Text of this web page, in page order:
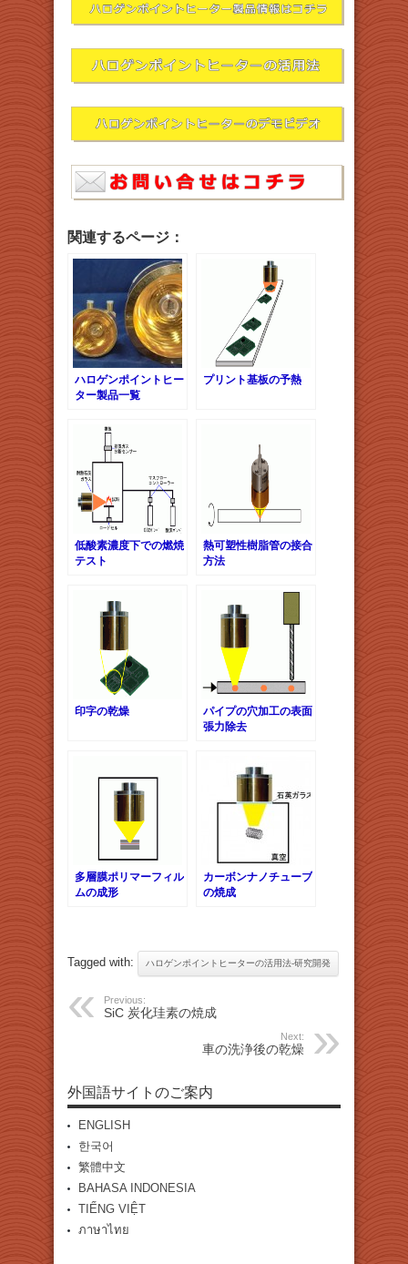
関連するページ：
ハロゲンポイントヒー
ター製品一覧
プリント基板の予熱
低酸素濃度下での燃焼
テスト
熱可塑性樹脂管の接合
方法
印字の乾燥
パイプの穴加工の表面
張力除去
多層膜ポリマーフィル
ムの成形
カーボンナノチューブ
の焼成
Tagged with: ハロゲンポイントヒーターの活用法-研究開発
Previous:
SiC 炭化珪素の焼成
Next:
車の洗浄後の乾燥
外国語サイトのご案内
ENGLISH
한국어
繁體中文
BAHASA INDONESIA
TIẾNG VIỆT
ภาษาไทย